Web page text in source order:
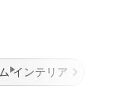
インテリア